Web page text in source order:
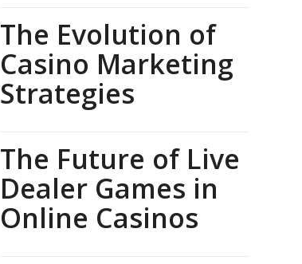
The Evolution of
Casino Marketing
Strategies
The Future of Live
Dealer Games in
Online Casinos